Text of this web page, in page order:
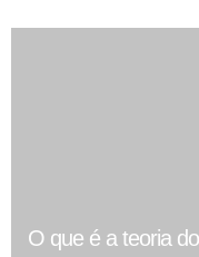
O que é a teoria